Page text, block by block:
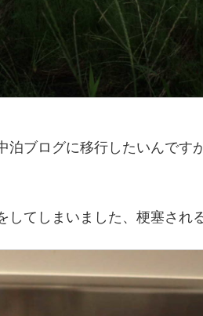
ブログに移行したいんです
てしまいました、梗塞され